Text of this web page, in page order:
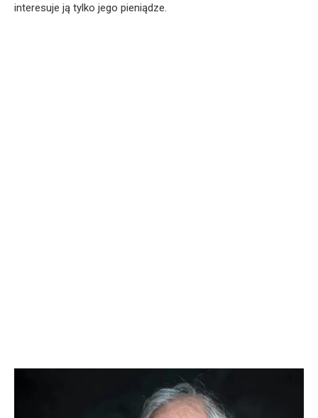
interesuje ją tylko jego pieniądze.